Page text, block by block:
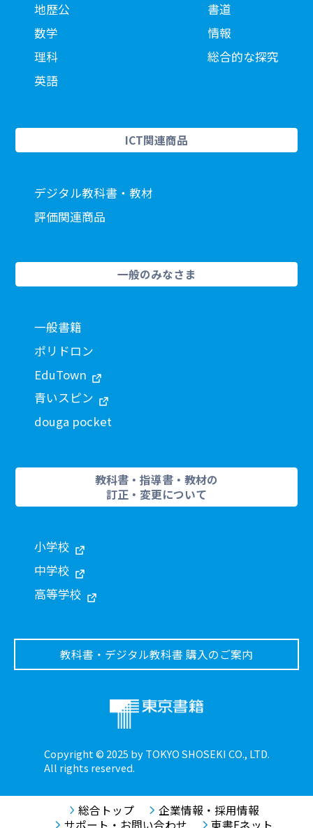
Copyright © 2025 by TOKYO SHOSEKI CO., LTD.
All rights reserved.
地歴公
数学
理科
英語
書道
情報
総合的な探究
ICT関連商品
デジタル教科書・教材
評価関連商品
一般のみなさま
一般書籍
ポリドロン
EduTown
青いスピン
douga pocket
教科書・指導書・教材の
訂正・変更について
小学校
中学校
高等学校
教科書・デジタル教科書 購入のご案内
総合トップ
企業情報・採用情報